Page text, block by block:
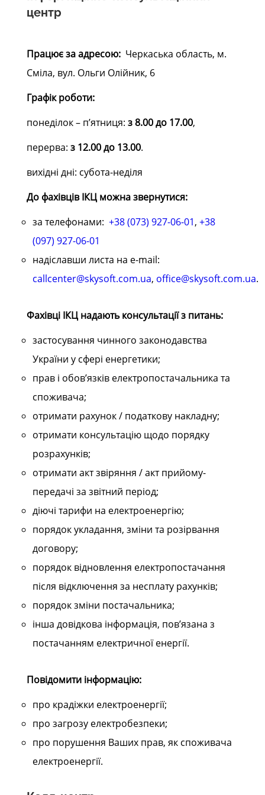
центр
Працює за адресою: Черкаська область, м.
Сміла, вул. Ольги Олійник, 6
Графік роботи:
понеділок – п’ятниця: з 8.00 до 17.00,
перерва: з 12.00 до 13.00.
вихідні дні: субота-неділя
До фахівців ІКЦ можна звернутися:
за телефонами: +38 (073) 927-06-01, +38
(097) 927-06-01
надіславши листа на е-mail:
callcenter@skysoft.com.ua, office@skysoft.com.ua.
Фахівці ІКЦ надають консультації з питань:
застосування чинного законодавства
України у сфері енергетики;
прав і обов’язків електропостачальника та
споживача;
отримати рахунок / податкову накладну;
отримати консультацію щодо порядку
розрахунків;
отримати акт звіряння / акт прийому-
передачі за звітний період;
діючі тарифи на електроенергію;
порядок укладання, зміни та розірвання
договору;
порядок відновлення електропостачання
після відключення за несплату рахунків;
порядок зміни постачальника;
інша довідкова інформація, пов’язана з
постачанням електричної енергії.
Повідомити інформацію:
про крадіжки електроенергії;
про загрозу електробезпеки;
про порушення Ваших прав, як споживача
електроенергії.